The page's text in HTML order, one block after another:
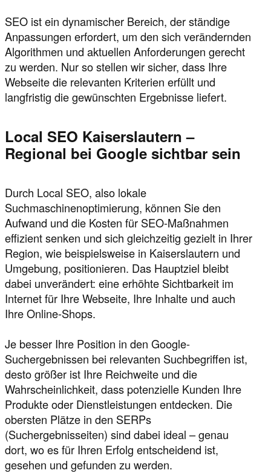
SEO ist ein dynamischer Bereich, der ständige
Anpassungen erfordert, um den sich verändernden
Algorithmen und aktuellen Anforderungen gerecht
zu werden. Nur so stellen wir sicher, dass Ihre
Webseite die relevanten Kriterien erfüllt und
langfristig die gewünschten Ergebnisse liefert.
Local SEO Kaiserslautern –
Regional bei Google sichtbar sein
Durch Local SEO, also lokale
Suchmaschinenoptimierung, können Sie den
Aufwand und die Kosten für SEO-Maßnahmen
effizient senken und sich gleichzeitig gezielt in Ihrer
Region, wie beispielsweise in Kaiserslautern und
Umgebung, positionieren. Das Hauptziel bleibt
dabei unverändert: eine erhöhte Sichtbarkeit im
Internet für Ihre Webseite, Ihre Inhalte und auch
Ihre Online-Shops.
Je besser Ihre Position in den Google-
Suchergebnissen bei relevanten Suchbegriffen ist,
desto größer ist Ihre Reichweite und die
Wahrscheinlichkeit, dass potenzielle Kunden Ihre
Produkte oder Dienstleistungen entdecken. Die
obersten Plätze in den SERPs
(Suchergebnisseiten) sind dabei ideal – genau
dort, wo es für Ihren Erfolg entscheidend ist,
gesehen und gefunden zu werden.